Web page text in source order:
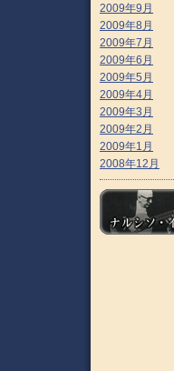
2009年9月
2009年8月
2009年7月
2009年6月
2009年5月
2009年4月
2009年3月
2009年2月
2009年1月
2008年12月